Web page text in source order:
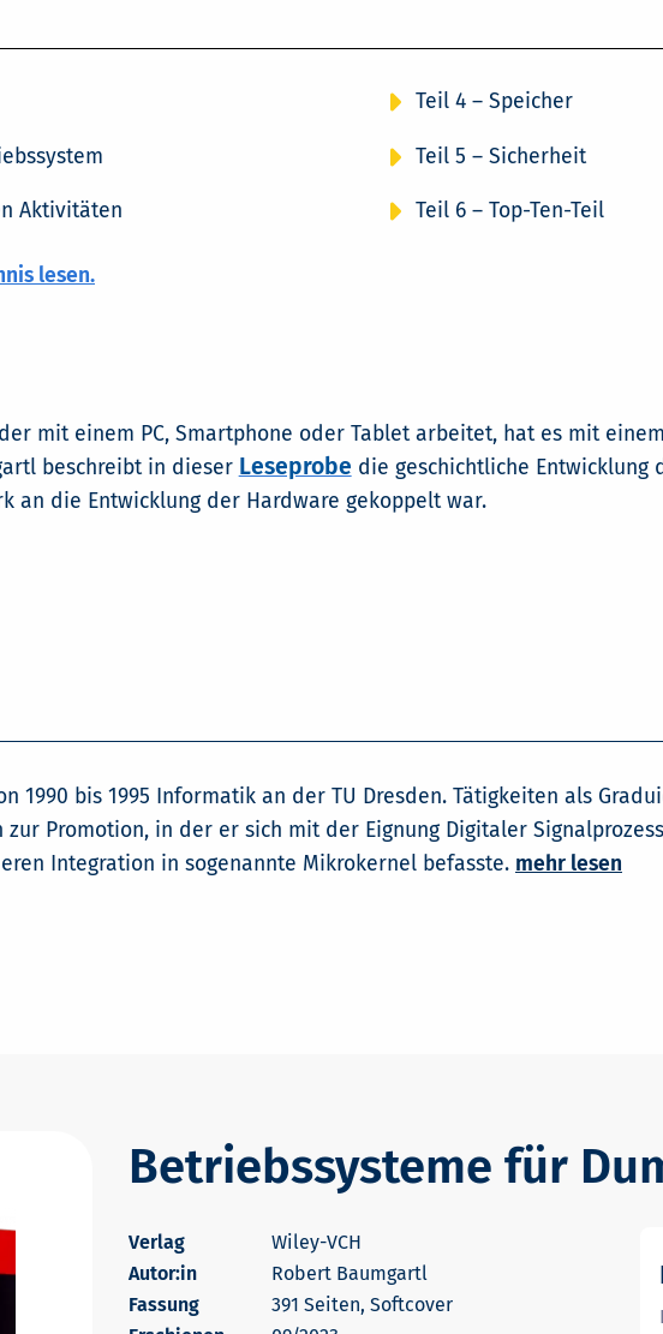
Aktivitäten
Teil 4 – Speicher
Teil 5 – Sicherheit
Teil 6 – Top-Ten-Teil
lesen.
mit einem PC, Smartphone oder Tablet arbeitet, hat es mit
beschreibt in dieser Leseprobe die geschichtliche Entwicklung
an die Entwicklung der Hardware gekoppelt war.
1990 bis 1995 Informatik an der TU Dresden. Tätigkeiten als
Promotion, in der er sich mit der Eignung Digitaler
Integration in sogenannte Mikrokernel befasste. mehr lesen
Betriebssysteme für
Wiley-VCH
Autor:in
Robert Baumgartl
391 Seiten, Softcover